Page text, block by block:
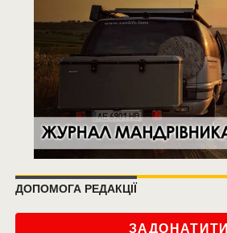
ДОПОМОГА РЕДАКЦІЇ
ЗАДОНАТИТИ